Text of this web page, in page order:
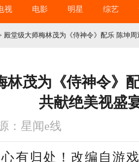
视 电影 明星 综艺
殿堂级大师梅林茂为《侍神令》配乐 陈坤
林茂为《侍神令》
共献绝美视盛
：星闻e线
心有归处 ！ 改编自游